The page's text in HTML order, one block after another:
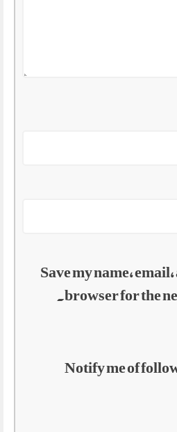
Save my name,
browser for the
Notify me of